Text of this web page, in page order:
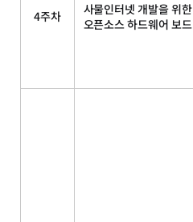
4주차
사물인터넷 개발을 위한
오픈소스 하드웨어 보드